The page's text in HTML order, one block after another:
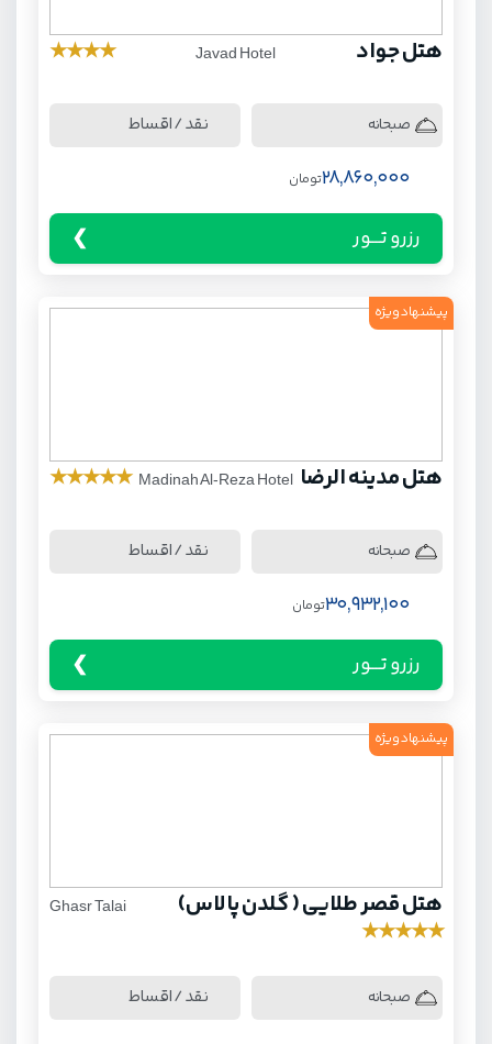
هتل جواد Javad Hotel
★
★
★
★
صبحانه نقد / اقساط
28,860,000تومان
رزرو تـــور
هتل مدینه الرضا Madinah Al-Reza Hotel
★
★
★
★
★
صبحانه نقد / اقساط
30,932,100تومان
رزرو تـــور
پیشنهاد ویژه
هتل قصر طلایی ( گلدن پالاس) Ghasr Talai
★
★
★
★
★
صبحانه نقد / اقساط
پیشنهاد ویژه